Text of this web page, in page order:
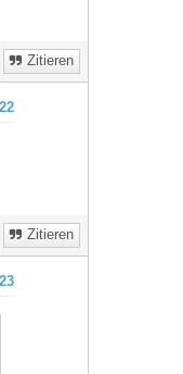
Zitieren
Zitieren